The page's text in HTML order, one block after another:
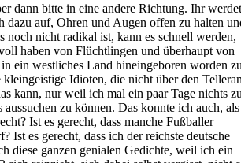
dann bitte in eine andere Richtung. Ihr werdet
auf, Ohren und Augen offen zu halten
nicht radikal ist, kann es schnell werden,
haben von Flüchtlingen und überhaupt von
ein westliches Land hineingeboren worden zu
Idioten, die nicht über den
kann, nur weil ich mal ein paar Tage nichts zu
zu können. Das konnte ich auch, als
Ist es gerecht, dass manche Fußballer
Ist es gerecht, dass ich der reichste deutsche
diese ganzen genialen Gedichte, weil ich ein